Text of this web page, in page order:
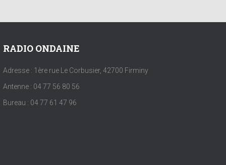
RADIO ONDAINE
Adresse : 1ère rue Le Corbusier, 42700 Firminy
Antenne : 04 77 56 80 56
Bureau : 04 77 61 47 96